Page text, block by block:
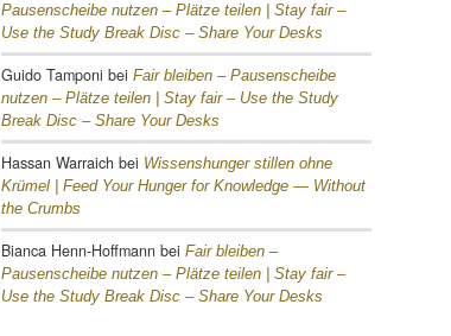
Pausenscheibe nutzen – Plätze teilen | Stay fair –
Use the Study Break Disc – Share Your Desks
Guido Tamponi bei Fair bleiben – Pausenscheibe
nutzen – Plätze teilen | Stay fair – Use the Study
Break Disc – Share Your Desks
Hassan Warraich bei Wissenshunger stillen ohne
Krümel | Feed Your Hunger for Knowledge — Without
the Crumbs
Bianca Henn-Hoffmann bei Fair bleiben –
Pausenscheibe nutzen – Plätze teilen | Stay fair –
Use the Study Break Disc – Share Your Desks